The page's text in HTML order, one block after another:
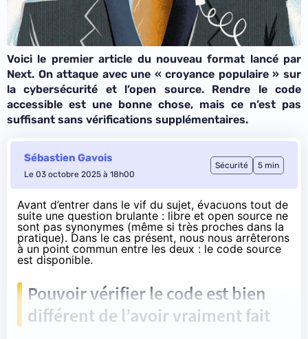
Voici le premier article du nouveau format lancé par
Next. On attaque avec une « croyance populaire » sur
la cybersécurité et l’open source. Rendre le code
accessible est une bonne chose, mais ce n’est pas
suffisant sans vérifications supplémentaires.
Sébastien Gavois
Le 03 octobre 2025 à 18h00
Sécurité 5 min
Avant d’entrer dans le vif du sujet, évacuons tout de
suite une question brulante : libre et open source ne
sont pas synonymes (même si très proches dans la
pratique). Dans le cas présent, nous nous arrêterons
à un point commun entre les deux : le code source
est disponible.
Pouvoir vérifier le code est bien
différent de l’avoir vraiment fait